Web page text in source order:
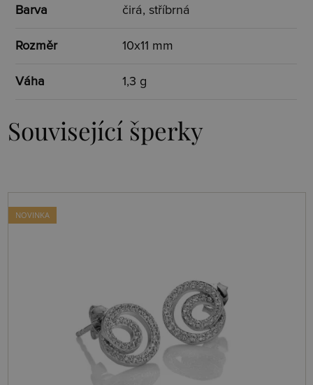
Barva čirá, stříbrná
Rozměr 10x11 mm
Váha 1,3 g
Související šperky
NOVINKA